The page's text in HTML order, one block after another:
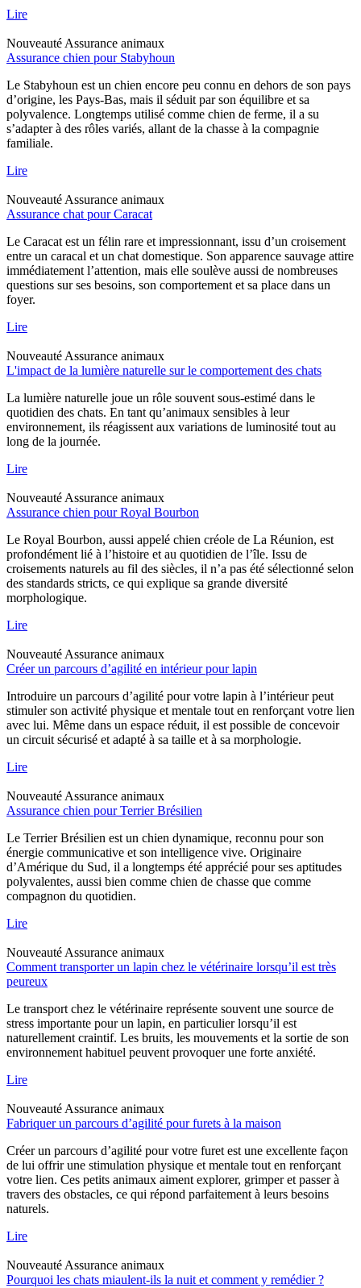
Lire
Nouveauté Assurance animaux
Assurance chien pour Stabyhoun
Le Stabyhoun est un chien encore peu connu en dehors de son pays
d’origine, les Pays-Bas, mais il séduit par son équilibre et sa
polyvalence. Longtemps utilisé comme chien de ferme, il a su
s’adapter à des rôles variés, allant de la chasse à la compagnie
familiale.
Lire
Nouveauté Assurance animaux
Assurance chat pour Caracat
Le Caracat est un félin rare et impressionnant, issu d’un croisement
entre un caracal et un chat domestique. Son apparence sauvage attire
immédiatement l’attention, mais elle soulève aussi de nombreuses
questions sur ses besoins, son comportement et sa place dans un
foyer.
Lire
Nouveauté Assurance animaux
L'impact de la lumière naturelle sur le comportement des chats
La lumière naturelle joue un rôle souvent sous-estimé dans le
quotidien des chats. En tant qu’animaux sensibles à leur
environnement, ils réagissent aux variations de luminosité tout au
long de la journée.
Lire
Nouveauté Assurance animaux
Assurance chien pour Royal Bourbon
Le Royal Bourbon, aussi appelé chien créole de La Réunion, est
profondément lié à l’histoire et au quotidien de l’île. Issu de
croisements naturels au fil des siècles, il n’a pas été sélectionné selon
des standards stricts, ce qui explique sa grande diversité
morphologique.
Lire
Nouveauté Assurance animaux
Créer un parcours d’agilité en intérieur pour lapin
Introduire un parcours d’agilité pour votre lapin à l’intérieur peut
stimuler son activité physique et mentale tout en renforçant votre lien
avec lui. Même dans un espace réduit, il est possible de concevoir
un circuit sécurisé et adapté à sa taille et à sa morphologie.
Lire
Nouveauté Assurance animaux
Assurance chien pour Terrier Brésilien
Le Terrier Brésilien est un chien dynamique, reconnu pour son
énergie communicative et son intelligence vive. Originaire
d’Amérique du Sud, il a longtemps été apprécié pour ses aptitudes
polyvalentes, aussi bien comme chien de chasse que comme
compagnon du quotidien.
Lire
Nouveauté Assurance animaux
Comment transporter un lapin chez le vétérinaire lorsqu’il est très
peureux
Le transport chez le vétérinaire représente souvent une source de
stress importante pour un lapin, en particulier lorsqu’il est
naturellement craintif. Les bruits, les mouvements et la sortie de son
environnement habituel peuvent provoquer une forte anxiété.
Lire
Nouveauté Assurance animaux
Fabriquer un parcours d’agilité pour furets à la maison
Créer un parcours d’agilité pour votre furet est une excellente façon
de lui offrir une stimulation physique et mentale tout en renforçant
votre lien. Ces petits animaux aiment explorer, grimper et passer à
travers des obstacles, ce qui répond parfaitement à leurs besoins
naturels.
Lire
Nouveauté Assurance animaux
Pourquoi les chats miaulent-ils la nuit et comment y remédier ?